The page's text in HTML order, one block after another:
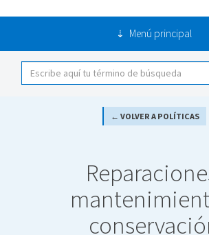
Menú principal
← VOLVER A POLÍTICAS